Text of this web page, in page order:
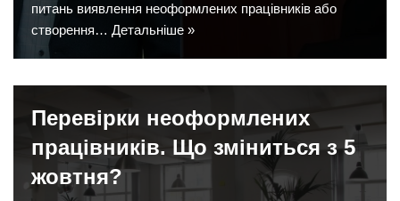
питань виявлення неоформлених працівників або
створення… Детальніше »
Перевірки неоформлених
працівників. Що зміниться з 5
жовтня?